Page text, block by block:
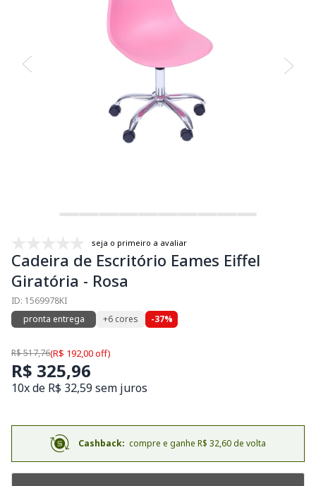
seja o primeiro a avaliar
Cadeira de Escritório Eames Eiffel
Giratória - Rosa
ID: 1569978KI
pronta entrega
+6 cores -37%
R$ 517,76(R$ 192,00 off)
R$ 325,96
10x de R$ 32,59 sem juros
Cashback: compre e ganhe R$ 32,60 de volta